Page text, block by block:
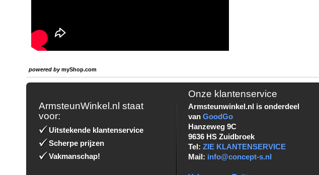
powered bymyShop.com
ArmsteunWinkel.nl staat
voor:
Uitstekende klantenservice
Scherpe prijzen
Vakmanschap!
Onze klantenservice
Armsteunwinkel.nl is onderdeel
vanGoodGo
Hanzeweg 9C
9636 HS Zuidbroek
Tel:ZIE KLANTENSERVICE
Mail: info@concept-s.nl